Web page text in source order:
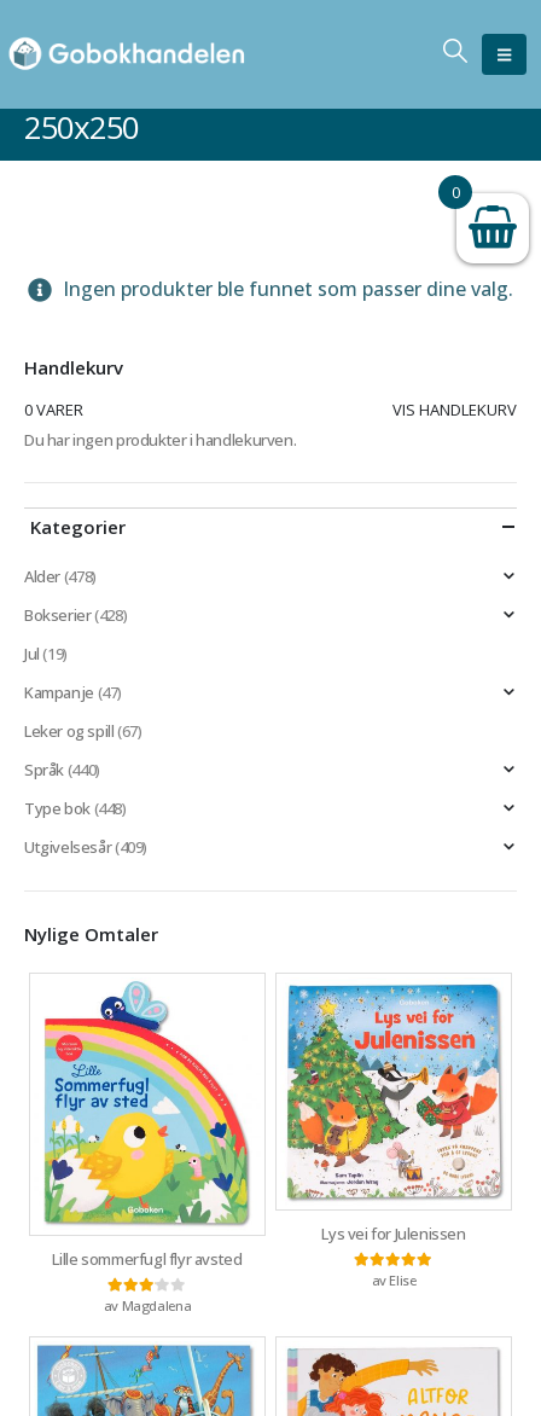
250x250
Ingen produkter ble funnet som passer dine valg.
Handlekurv
0 VARER
VIS HANDLEKURV
Du har ingen produkter i handlekurven.
Kategorier
Alder(478)
Bokserier(428)
Jul(19)
Kampanje (47)
Leker og spill(67)
Språk(440)
Type bok(448)
Utgivelsesår(409)
Nylige Omtaler
Lille sommerfugl flyr avsted
Vurdert3av 5
av Magdalena
Lys vei for Julenissen
Vurdert5
av Elise
0